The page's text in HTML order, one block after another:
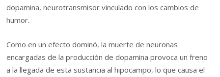
dopamina, neurotransmisor vinculado con los cambios de
humor.
Como en un efecto dominó, la muerte de neuronas
encargadas de la producción de dopamina provoca un freno
a la llegada de esta sustancia al hipocampo, lo que causa el